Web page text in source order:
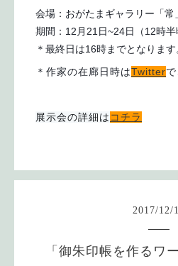
会場：おがたまギャラリー「常」
期間：12月21日~24日（12時半
＊最終日は16時までとなります
＊作家の在廊日時はTwitter
展示会の詳細は コチラ
2017/12/
「御朱印帳を作るワ